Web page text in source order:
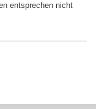
entsprechen nicht